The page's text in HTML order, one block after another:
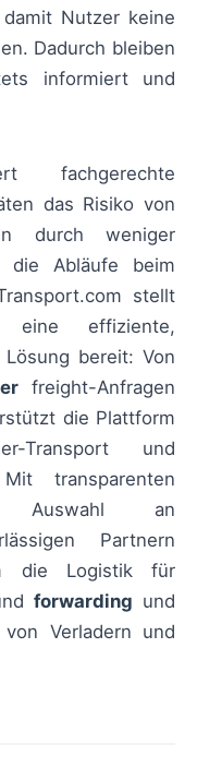
Nutzer keine
Dadurch bleiben
informiert und
fachgerechte
das Risiko von
durch weniger
die Abläufe beim
stellt
eine effiziente,
bereit: Von
freight-Anfragen
die Plattform
Transport und
transparenten
Auswahl an
Partnern
die Logistik für
forwarding und
Verladern und